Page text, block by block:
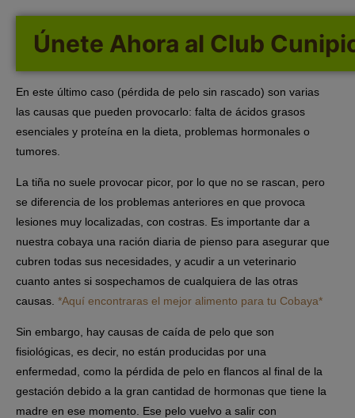
En este último caso (pérdida de pelo sin rascado) son varias
las causas que pueden provocarlo: falta de ácidos grasos
esenciales y proteína en la dieta, problemas hormonales o
tumores.
La tiña no suele provocar picor, por lo que no se rascan, pero
se diferencia de los problemas anteriores en que provoca
lesiones muy localizadas, con costras. Es importante dar a
nuestra cobaya una ración diaria de pienso para asegurar que
cubren todas sus necesidades, y acudir a un veterinario
cuanto antes si sospechamos de cualquiera de las otras
causas. *Aquí encontraras el mejor alimento para tu Cobaya*
Sin embargo, hay causas de caída de pelo que son
fisiológicas, es decir, no están producidas por una
enfermedad, como la pérdida de pelo en flancos al final de la
gestación debido a la gran cantidad de hormonas que tiene la
madre en ese momento. Ese pelo vuelvo a salir con